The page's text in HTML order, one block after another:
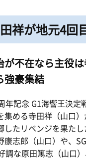
覧
出目デー
潮見表
祥が地元4回
が不在なら主役
強豪集結
年記念 G1海響王決
集める寺田祥（山口
したリベンジを果た
康志郎（山口）や、
調な原田篤志（山口